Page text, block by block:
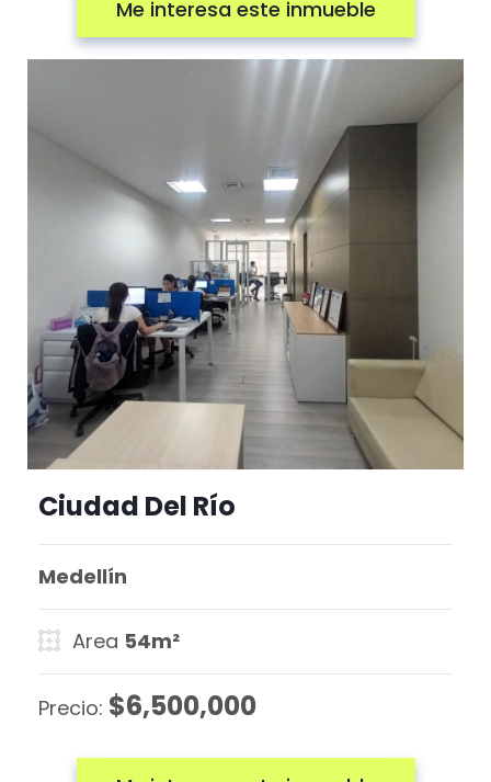
Me interesa este inmueble
Ciudad Del Río
Medellín
Area 54m²
Precio: $6,500,000